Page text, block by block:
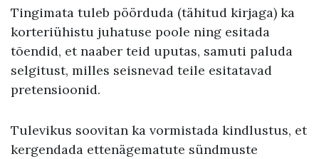
Tingimata tuleb pöörduda (tähitud kirjaga) ka
korteriühistu juhatuse poole ning esitada
tõendid, et naaber teid uputas, samuti paluda
selgitust, milles seisnevad teile esitatavad
pretensioonid.
Tulevikus soovitan ka vormistada kindlustus, et
kergendada ettenägematute sündmuste